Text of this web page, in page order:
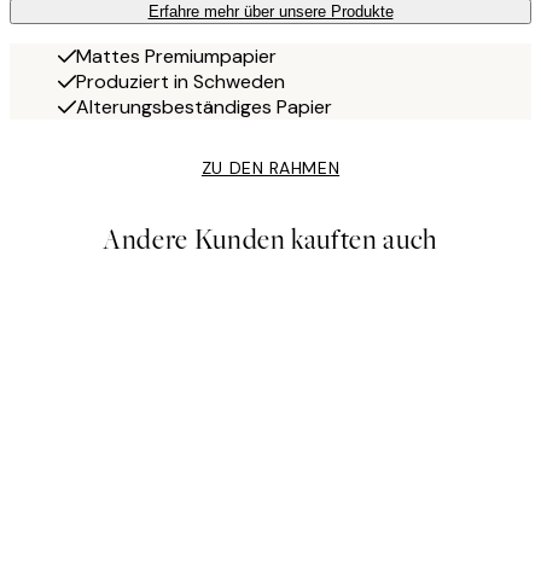
Erfahre mehr über unsere Produkte
Mattes Premiumpapier
Produziert in Schweden
Alterungsbeständiges Papier
ZU DEN RAHMEN
Andere Kunden kauften auch